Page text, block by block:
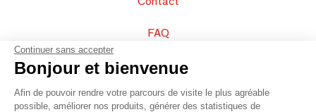
FAQ
Vendez vos produits
Plan du site
Continuer sans accepter
Bonjour et bienvenue
Afin de pouvoir rendre votre parcours de visite le plus agréable
possible, améliorer nos produits, générer des statistiques de